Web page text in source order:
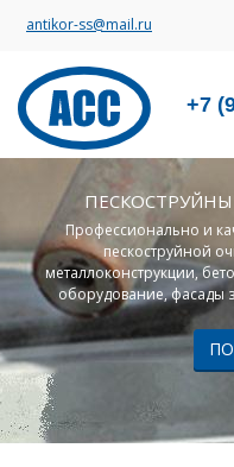
antikor-ss@mail.ru
+7
Профессионально и
пескоструйной
металлоконструкции,
оборудование, фасады